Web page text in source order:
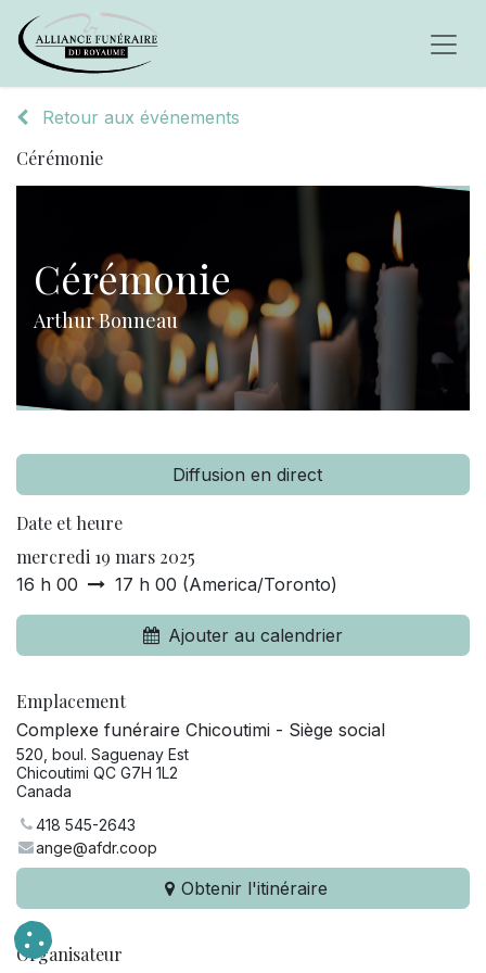
Retour aux événements
Cérémonie
Cérémonie
Arthur Bonneau
Diffusion en direct
Date et heure
mercredi 19 mars 2025
16 h 00 17 h 00 (America/Toronto)
Ajouter au calendrier
Emplacement
Complexe funéraire Chicoutimi - Siège social
520, boul. Saguenay Est
Chicoutimi QC G7H 1L2
Canada
418 545-2643
ange@afdr.coop
Obtenir l'itinéraire
Organisateur